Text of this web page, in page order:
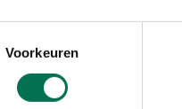
Voorkeuren